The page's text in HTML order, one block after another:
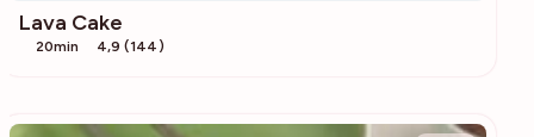
Lava Cake
20min 4,9 (144)